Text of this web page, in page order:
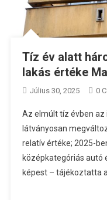
Tíz év alatt
lakás értéke
Július 30, 2025 0
Az elmúlt tíz évben
látványosan
relatív értéke; 2025-
középkategóriás autó
képest – tájékoztatta